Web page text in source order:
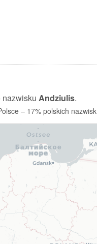
nazwisku Andziulis.
– 17% polskich